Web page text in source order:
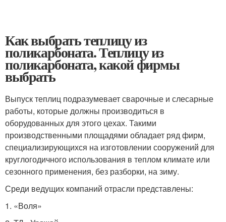
Как выбрать теплицу из
поликарбоната. Теплицу из
поликарбоната, какой фирмы
выбрать
Выпуск теплиц подразумевает сварочные и слесарные
работы, которые должны производиться в
оборудованных для этого цехах. Такими
производственными площадями обладает ряд фирм,
специализирующихся на изготовлении сооружений для
круглогодичного использования в теплом климате или
сезонного применения, без разборки, на зиму.
Среди ведущих компаний отрасли представлены:
1. «Воля»